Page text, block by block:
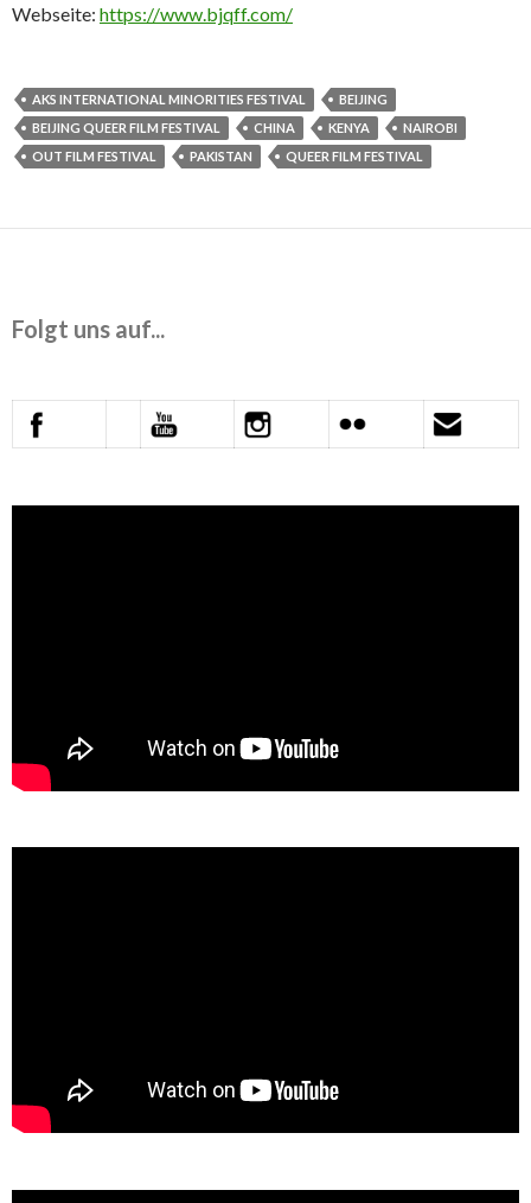
Webseite: https://www.bjqff.com/
AKS INTERNATIONAL MINORITIES FESTIVAL
BEIJING
BEIJING QUEER FILM FESTIVAL
CHINA KENYA
NAIROBI
OUT FILM FESTIVAL
PAKISTAN QUEER FILM FESTIVAL
Folgt uns auf...